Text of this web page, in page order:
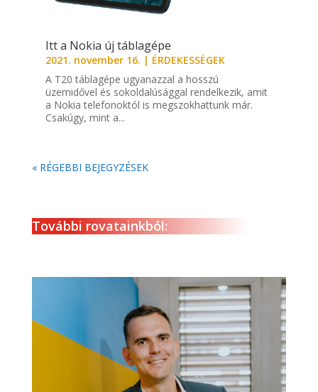
Itt a Nokia új táblagépe
2021. november 16. | ÉRDEKESSÉGEK
A T20 táblagépe ugyanazzal a hosszú
üzemidővel és sokoldalúsággal rendelkezik, amit
a Nokia telefonoktól is megszokhattunk már.
Csakúgy, mint a...
« RÉGEBBI BEJEGYZÉSEK
További rovatainkból: